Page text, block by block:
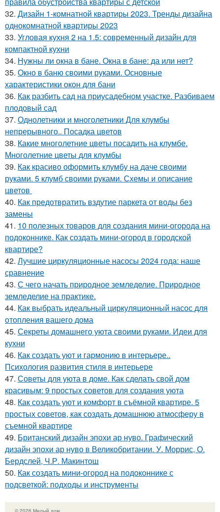
32. Дизайн 1-комнатной квартиры 2023. Тренды дизайна
однокомнатной квартиры 2023
33. Угловая кухня 2 на 1.5: современный дизайн для
компактной кухни
34. Нужны ли окна в бане. Окна в бане: да или нет?
35. Окно в баню своими руками. Основные
характеристики окон для бани
36. Как разбить сад на приусадебном участке. Разбиваем
плодовый сад
37. Однолетники и многолетники Для клумбы
непрерывного.. Посадка цветов
38. Какие многолетние цветы посадить на клумбе.
Многолетние цветы для клумбы
39. Как красиво оформить клумбу на даче своими
руками. 5 клумб своими руками. Схемы и описание
цветов
40. Как предотвратить вздутие паркета от воды без
замены
41. 10 полезных товаров для создания мини-огорода на
подоконнике. Как создать мини-огород в городской
квартире?
42. Лучшие циркуляционные насосы 2024 года: наше
сравнение
43. С чего начать природное земледелие. Природное
земледелие на практике.
44. Как выбрать идеальный циркуляционный насос для
отопления вашего дома
45. Секреты домашнего уюта своими руками. Идеи для
кухни
46. Как создать уют и гармонию в интерьере..
Психология развития стиля в интерьере
47. Советы для уюта в доме. Как сделать свой дом
красивым: 9 простых советов для создания уюта
48. Как создать уют и комфорт в съёмной квартире. 5
простых советов, как создать домашнюю атмосферу в
съемной квартире
49. Британский дизайн эпохи ар нуво. Графический
дизайн эпохи ар нуво в Великобритании. У. Моррис, О.
Бердслей, Ч.Р. Макинтош
50. Как создать мини-огород на подоконнике с
подсветкой: подходы и инструменты
© 2026 Милый дом